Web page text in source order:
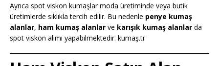
Ayrıca spot viskon kumaşlar moda üretiminde veya butik
üretimlerde sıklıkla tercih edilir. Bu nedenle penye kumaş
alanlar, ham kumaş alanlar ve karışık kumaş alanlar da
spot viskon alımı yapabilmektedir. kumaş.tr